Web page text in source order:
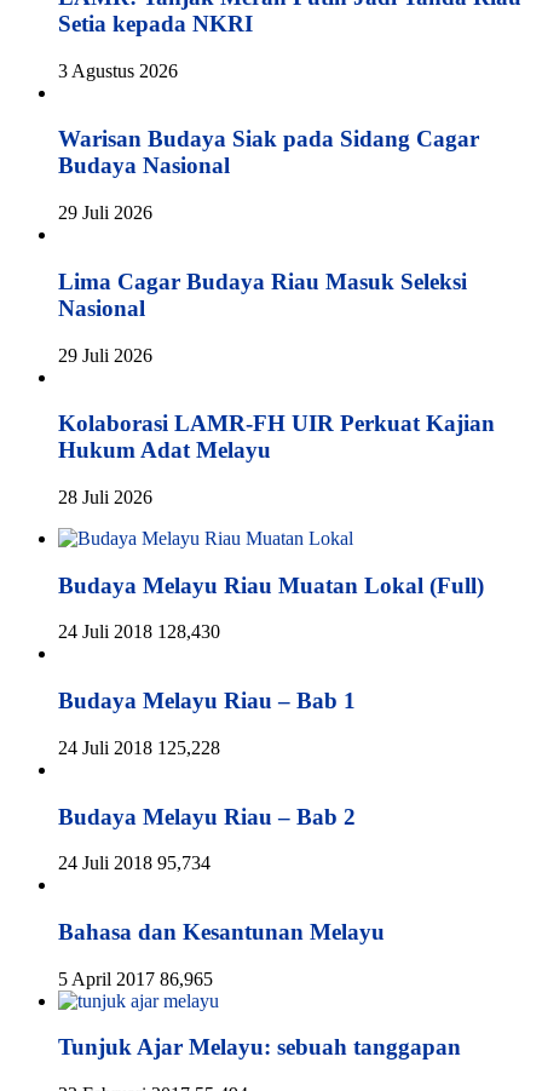
Setia kepada NKRI
3 Agustus 2026
Warisan Budaya Siak pada Sidang Cagar
Budaya Nasional
29 Juli 2026
Lima Cagar Budaya Riau Masuk Seleksi
Nasional
29 Juli 2026
Kolaborasi LAMR-FH UIR Perkuat Kajian
Hukum Adat Melayu
28 Juli 2026
Budaya Melayu Riau Muatan Lokal (Full)
24 Juli 2018 128,430
Budaya Melayu Riau – Bab 1
24 Juli 2018 125,228
Budaya Melayu Riau – Bab 2
24 Juli 2018 95,734
Bahasa dan Kesantunan Melayu
5 April 2017 86,965
Tunjuk Ajar Melayu: sebuah tanggapan